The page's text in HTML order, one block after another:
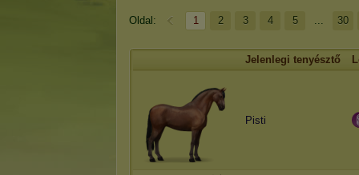
Oldal: 1 2 3 4 5 ... 30
Jelenlegi tenyésztő
Pisti